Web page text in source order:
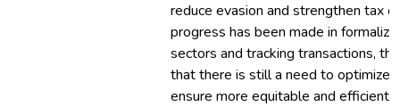
reduce evasion and strengthen tax
progress has been made in
sectors and tracking transactions,
that there is still a need to optimize
ensure more equitable and efficient